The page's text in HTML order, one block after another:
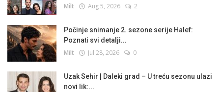
Milt Aug 5, 2026 2
Počinje snimanje 2. sezone serije Halef:
Poznati svi detalji...
Milt Jul 28, 2026 0
Uzak Sehir | Daleki grad – U treću sezonu ulazi
novi lik:...